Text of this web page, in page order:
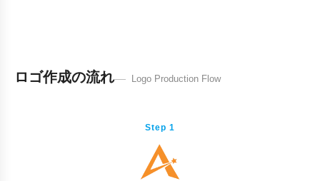
ロゴ作成の流れ Logo Production Flow
Step 1